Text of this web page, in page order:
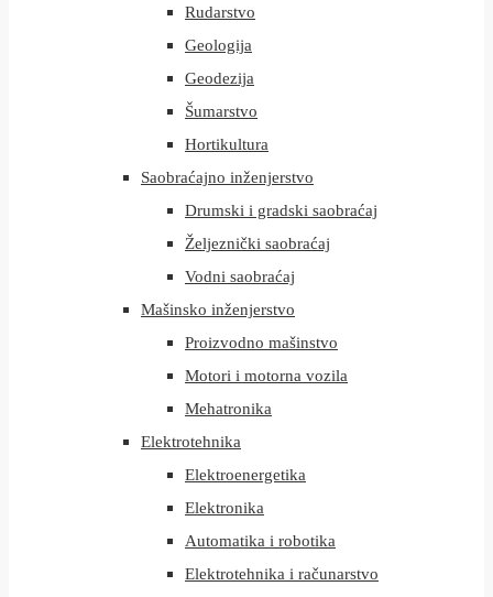
Rudarstvo
Geologija
Geodezija
Šumarstvo
Hortikultura
Saobraćajno inženjerstvo
Drumski i gradski saobraćaj
Željeznički saobraćaj
Vodni saobraćaj
Mašinsko inženjerstvo
Proizvodno mašinstvo
Motori i motorna vozila
Mehatronika
Elektrotehnika
Elektroenergetika
Elektronika
Automatika i robotika
Elektrotehnika i računarstvo